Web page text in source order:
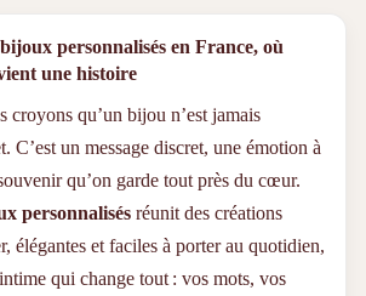
personnalisés en France, où
une histoire
croyons qu’un bijou n’est jamais
C’est un message discret, une émotion à
qu’on garde tout près du cœur.
personnalisés réunit des créations
élégantes et faciles à porter au quotidien,
qui change tout : vos mots, vos